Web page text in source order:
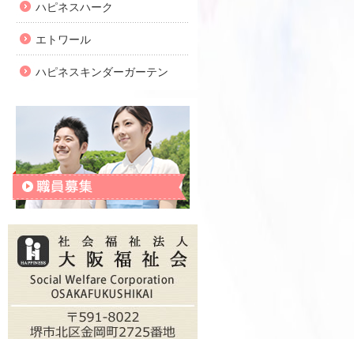
ハピネスハーク
エトワール
ハピネスキンダーガーテン